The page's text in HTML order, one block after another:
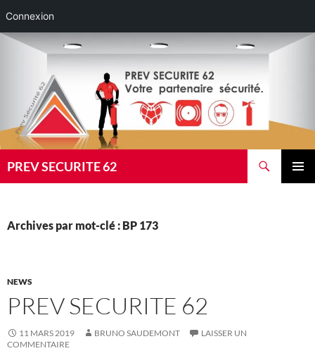
Connexion
Aller
PREV SECURITE 62
Archives par mot-clé : BP 173
NEWS
PREV SECURITE 62
11 MARS 2019 BRUNO SAUDEMONT
LAISSER UN
COMMENTAIRE